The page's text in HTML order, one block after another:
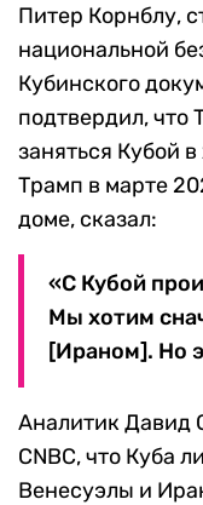
Питер Корнблу,
национальной
Кубинского
подтвердил, что
заняться Кубой
Трамп в марте
доме, сказал:
«С Кубой
Мы хотим
[Ираном]. Но
Аналитик Давид
CNBC, что Куба
Венесуэлы и